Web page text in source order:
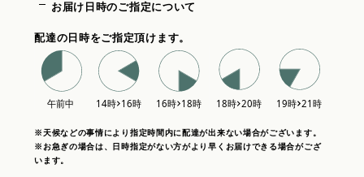
お届け日時のご指定について
配達の日時をご指定頂けます。
※天候などの事情により指定時間内に配達が出来ない場合がございます。
※お急ぎの場合は、日時指定がない方がより早くお届けできる場合がござ
います。